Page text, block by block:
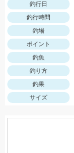
釣行日
釣行時間
釣場
ポイント
釣魚
釣り方
釣果
サイズ